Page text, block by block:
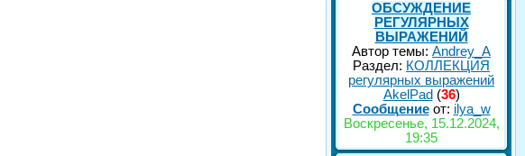
ОБСУЖДЕНИЕ
РЕГУЛЯРНЫХ
ВЫРАЖЕНИЙ
Автор темы: Andrey_A
Раздел: КОЛЛЕКЦИЯ
регулярных выражений
AkelPad (36)
Сообщениеот: ilya_w
Воскресенье, 15.12.2024,
19:35